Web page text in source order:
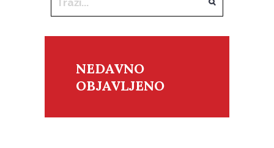
NEDAVNO
OBJAVLJENO